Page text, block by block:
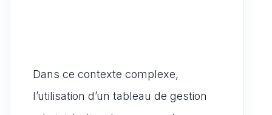
Dans ce contexte complexe,
l’utilisation d’un tableau de gestion